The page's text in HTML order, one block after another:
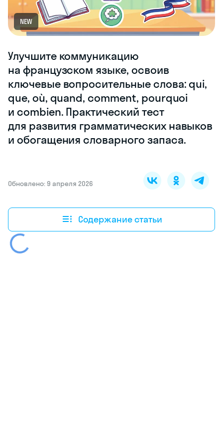
NEW
Улучшите коммуникацию
на французском языке, освоив
ключевые вопросительные слова: qui,
que, où, quand, comment, pourquoi
и combien. Практический тест
для развития грамматических навыков
и обогащения словарного запаса.
Обновлено: 9 апреля 2026
Содержание статьи